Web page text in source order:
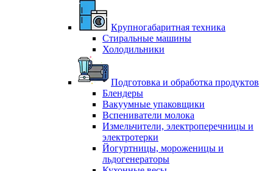
Крупногабаритная техника
Стиральные машины
Холодильники
Подготовка и обработка продуктов
Блендеры
Вакуумные упаковщики
Вспениватели молока
Измельчители, электроперечницы и
электротерки
Йогуртницы, мороженицы и
льдогенераторы